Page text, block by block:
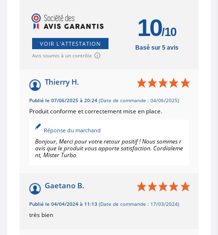
VOIR L'ATTESTATION
Avis soumis à un contrôle
10/10
Basé sur 5 avis
Thierry H.
Publié le 07/06/2025 à 20:24 (Date de commande : 04/06/2025)
Produit conforme et correctement mise en place.
Réponse du marchand
Bonjour, Merci pour votre retour positif ! Nous sommes r
avis que le produit vous apporte satisfaction. Cordialeme
nt, Mister Turbo
Gaetano B.
Publié le 04/04/2024 à 11:13 (Date de commande : 17/03/2024)
très bien